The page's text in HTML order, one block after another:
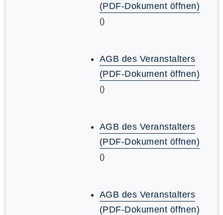
(PDF-Dokument öffnen)
()
AGB des Veranstalters
(PDF-Dokument öffnen)
()
AGB des Veranstalters
(PDF-Dokument öffnen)
()
AGB des Veranstalters
(PDF-Dokument öffnen)